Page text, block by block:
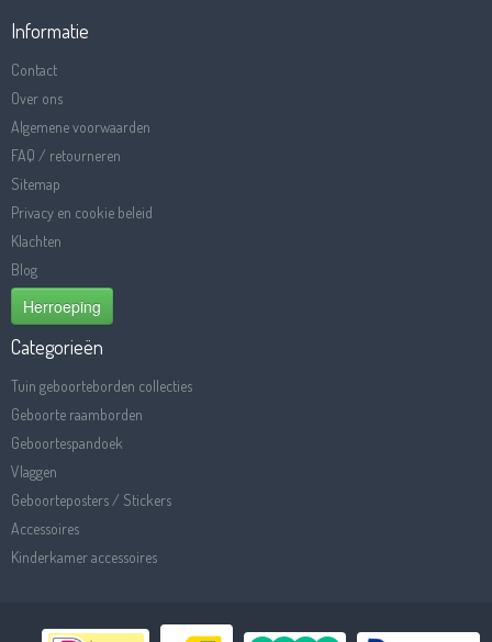
Informatie
Contact
Over ons
Algemene voorwaarden
FAQ / retourneren
Sitemap
Privacy en cookie beleid
Klachten
Blog
Herroeping
Categorieën
Tuin geboorteborden collecties
Geboorte raamborden
Geboortespandoek
Vlaggen
Geboorteposters / Stickers
Accessoires
Kinderkamer accessoires